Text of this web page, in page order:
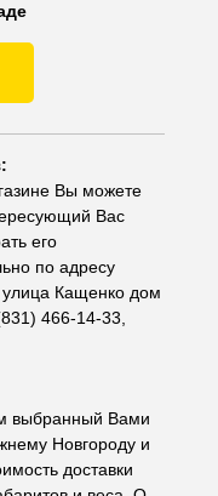
Вы можете
Вас
его
по адресу
Кащенко дом
466-14-33,
выбранный Вами
Новгороду и
доставки